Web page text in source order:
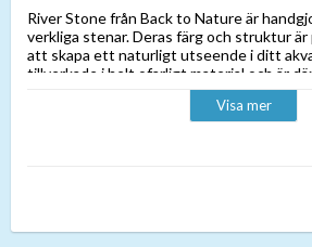
River Stone från Back to Nature är
verkliga stenar. Deras färg och struktur
att skapa ett naturligt utseende i ditt
tillverkade i helt ofarligt material och är
Stenen är sjunkande och behöver därför
Visa mer